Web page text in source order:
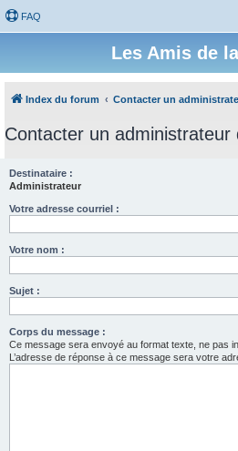
FAQ
Les Amis de
Index du forum Contacter un
Contacter un administrateur
Destinataire :
Administrateur
Votre adresse courriel :
Votre nom :
Sujet :
Corps du message :
Ce message sera envoyé au format texte, ne pas
L’adresse de réponse à ce message sera votre